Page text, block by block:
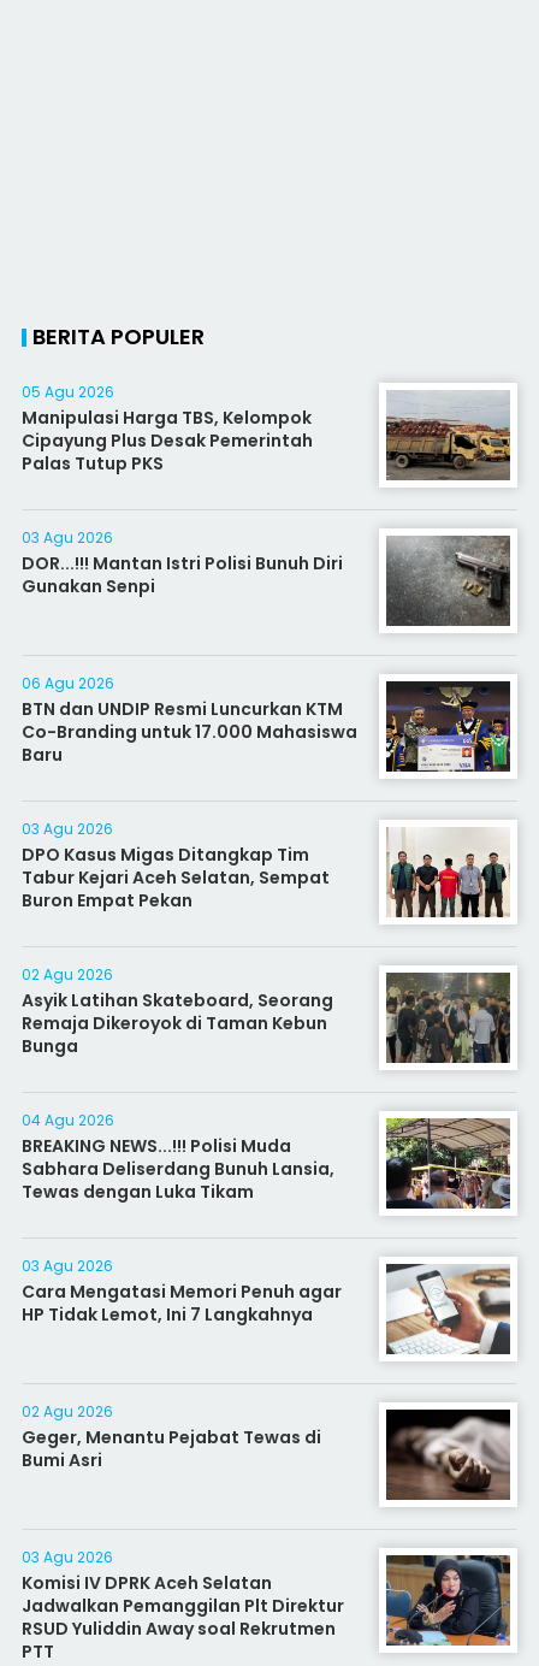
BERITA POPULER
05 Agu 2026
Manipulasi Harga TBS, Kelompok
Cipayung Plus Desak Pemerintah
Palas Tutup PKS
03 Agu 2026
DOR...!!! Mantan Istri Polisi Bunuh Diri
Gunakan Senpi
06 Agu 2026
BTN dan UNDIP Resmi Luncurkan KTM
Co-Branding untuk 17.000 Mahasiswa
Baru
03 Agu 2026
DPO Kasus Migas Ditangkap Tim
Tabur Kejari Aceh Selatan, Sempat
Buron Empat Pekan
02 Agu 2026
Asyik Latihan Skateboard, Seorang
Remaja Dikeroyok di Taman Kebun
Bunga
04 Agu 2026
BREAKING NEWS...!!! Polisi Muda
Sabhara Deliserdang Bunuh Lansia,
Tewas dengan Luka Tikam
03 Agu 2026
Cara Mengatasi Memori Penuh agar
HP Tidak Lemot, Ini 7 Langkahnya
02 Agu 2026
Geger, Menantu Pejabat Tewas di
Bumi Asri
03 Agu 2026
Komisi IV DPRK Aceh Selatan
Jadwalkan Pemanggilan Plt Direktur
RSUD Yuliddin Away soal Rekrutmen
PTT